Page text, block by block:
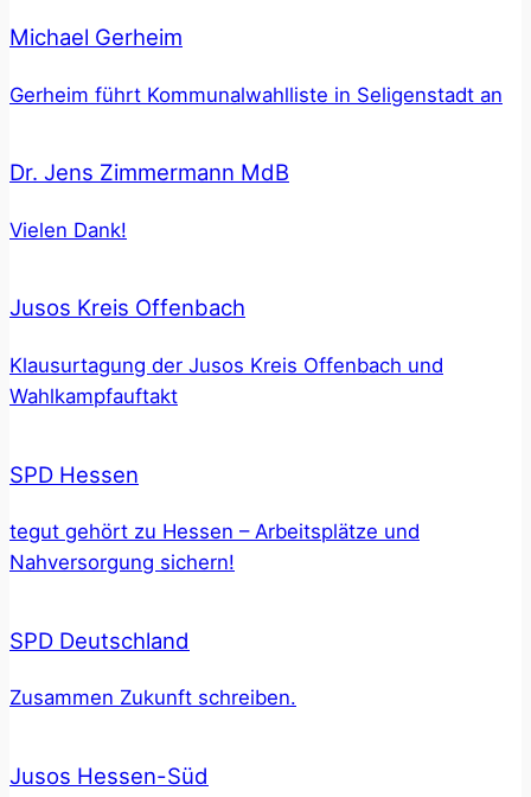
Michael Gerheim
Gerheim führt Kommunalwahlliste in Seligenstadt an
Dr. Jens Zimmermann MdB
Vielen Dank!
Jusos Kreis Offenbach
Klausurtagung der Jusos Kreis Offenbach und
Wahlkampfauftakt
SPD Hessen
tegut gehört zu Hessen – Arbeitsplätze und
Nahversorgung sichern!
SPD Deutschland
Zusammen Zukunft schreiben.
Jusos Hessen-Süd